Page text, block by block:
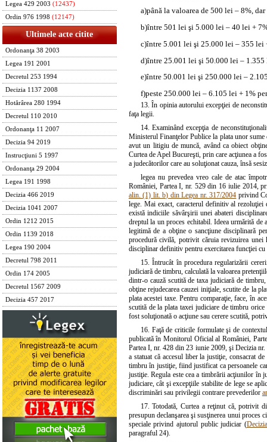
Legea 429 2003 (12437)
Ordin 976 1998 (12147)
Ultimele acte citite
Ordonanţa 38 2003
Legea 191 2001
Decretul 253 1994
Decizia 1137 2008
Hotărârea 280 1994
Decretul 110 2010
Ordonanţa 11 2007
Decizia 94 2019
Instrucţiuni 5 1997
Ordonanţa 29 2004
Legea 191 1998
Decizia 466 2019
Decizia 1041 2007
Ordin 1212 2015
Ordin 1139 2018
Legea 190 2004
Decretul 798 2011
Ordin 174 2005
Decretul 1567 2009
Decizia 457 2017
a)până la valoarea de 500 lei – 8%,
b)între 501 lei şi 5.000 lei – 40 lei +
c)între 5.001 lei şi 25.000 lei – 355 lei
d)între 25.001 lei şi 50.000 lei – 1.355
e)între 50.001 lei şi 250.000 lei –
f)peste 250.000 lei – 6.105 lei + 1%
13. În opinia autorului excepţiei de
faţa legii.
14. Examinând excepţia de
Ministerul Finanţelor Publice la plata unor sume
avut un litigiu de muncă, având ca obiect
Curtea de Apel Bucureşti, prin care acţiunea a
a judecătorilor care au soluţionat cauza, însă
legea nu prevedea vreo cale de atac
României, Partea I, nr. 529 din 16 iulie 2014,
alin. (1) lit. b) din Legea nr. 317/2004 privind
lege. Mai exact, caracterul definitiv al
există indiciile săvârşirii unei abateri
dreptul la un proces echitabil. Ideea urmărită
legitimă de a obţine o sancţiune disciplinară
procedură civilă, potrivit căruia revizuirea
disciplinar definitiv pentru exercitarea funcţiei cu
15. Întrucât în procedura regularizării
judiciară de timbru, calculată la valoarea
dintr-o cauză scutită de taxa judiciară de
obţine rejudecarea cauzei iniţiale, scutite de la
plata acestei taxe. Pentru comparaţie, face, în
scutită de la plata taxei judiciare de timbru
fost soluţionată o acţiune sau cerere scutită,
16. Faţă de criticile formulate şi de
publicată în Monitorul Oficial al României,
Partea I, nr. 428 din 23 iunie 2009, şi Decizia
a statuat că accesul liber la justiţie, consacrat de
timbru în justiţie, fiind justificat ca persoanele
justiţie. Regula este cea a timbrării acţiunilor în
judiciare, cât şi excepţiile stabilite de lege se
discriminări sau privilegii contrare prevederilor
17. Totodată, Curtea a reţinut că, potrivit
presupun declanşarea şi susţinerea unui
speciale privind ajutorul public judiciar (
paragraful 24).